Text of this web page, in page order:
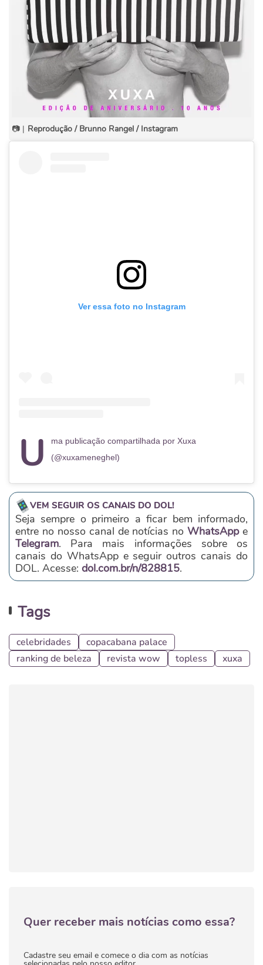
📷 | Reprodução / Brunno Rangel / Instagram
Ver essa foto no Instagram
U
ma publicação compartilhada por Xuxa
(@xuxameneghel)
VEM SEGUIR OS CANAIS DO DOL!
Seja sempre o primeiro a ficar bem informado,
entre no nosso canal de notícias noWhatsAppe
Telegram. Para mais informações sobre os
canais do WhatsApp e seguir outros canais do
DOL. Acesse: dol.com.br/n/828815.
Tags
celebridades
copacabana palace
ranking de beleza
revista wow topless xuxa
Quer receber mais notícias como essa?
Cadastre seu email e comece o dia com as notícias